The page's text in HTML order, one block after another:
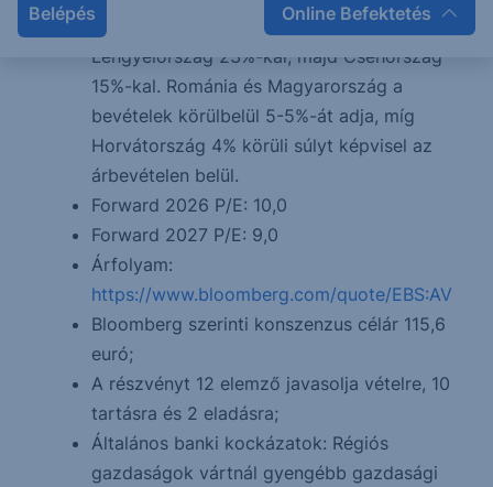
Belépés Online Befektetés
adta az első negyedévben. Ezt követi
Lengyelország 23%-kal, majd Csehország
15%-kal. Románia és Magyarország a
bevételek körülbelül 5-5%-át adja, míg
Horvátország 4% körüli súlyt képvisel az
árbevételen belül.
Forward 2026 P/E: 10,0
Forward 2027 P/E: 9,0
Árfolyam:
https://www.bloomberg.com/quote/EBS:AV
Bloomberg szerinti konszenzus célár 115,6
euró;
A részvényt 12 elemző javasolja vételre, 10
tartásra és 2 eladásra;
Általános banki kockázatok: Régiós
gazdaságok vártnál gyengébb gazdasági